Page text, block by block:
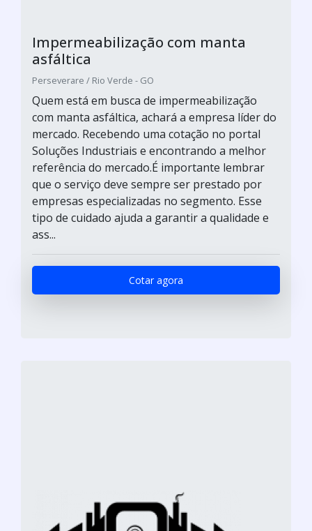
Impermeabilização com manta
asfáltica
Perseverare / Rio Verde - GO
Quem está em busca de impermeabilização
com manta asfáltica, achará a empresa líder do
mercado. Recebendo uma cotação no portal
Soluções Industriais e encontrando a melhor
referência do mercado.É importante lembrar
que o serviço deve sempre ser prestado por
empresas especializadas no segmento. Esse
tipo de cuidado ajuda a garantir a qualidade e
ass...
Cotar agora